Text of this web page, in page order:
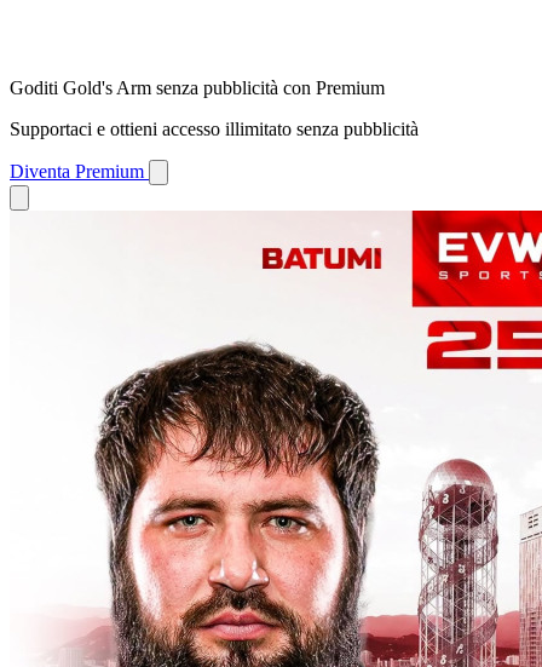
Goditi Gold's Arm senza pubblicità con Premium
Supportaci e ottieni accesso illimitato senza pubblicità
Diventa Premium